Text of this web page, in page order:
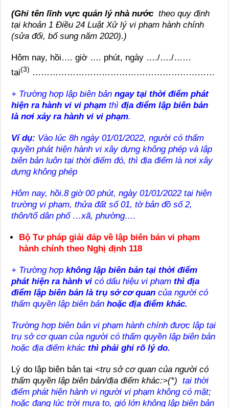
(Ghi tên lĩnh vực quản lý nhà nước theo quy định
tại khoản 1 Điều 24 Luật Xử lý vi phạm hành chính
(sửa đổi, bổ sung năm 2020).)
Hôm nay, hồi…. giờ …. phút, ngày …./…./……
tại(3) ………………………………………………………
+ Trường hợp lập biên bảnngay tại thời điểm phát
hiện ra hành vi vi phạmthìđịa điểm lập biên bản
là nơi xảy ra hành vi vi phạm.
Ví dụ: Vào lúc 8hngày01/01/2022,người có thẩm
quyền phát hiện hành vixây dựng không phép và lập
biên bản luôn tại thời điểm đó,thì địa điểm là nơi xây
dựng không phép
Hôm nay, hồi.8giờ00phút, ngày01/01/2022tại hiện
trườngviphạm,thửa đất số01,tờ bản đồ số2,
thôn/tổ dân phố…xã,phường….
Bộ Tư pháp giải đáp về lập biên bản vi phạm
hành chính theo Nghị định 118
+ Trường hợpkhông lập biên bản tại thời điểm
phát hiện ra hành vicó dấu hiệu vi phạmthì địa
điểm lập biên bản là trụ sở cơ quancủa người có
thẩm quyền lập biên bảnhoặc địa điểm khác.
Trường hợp biên bản vi phạm hành chính được lập tại
trụ sở cơ quan của người có thẩm quyền lập biên bản
hoặc địa điểm khácthì phải ghi rõ lý do.
Lý do lập biên bản tại <trụ sở cơ quan của người có
thẩm quyền lập biên bản/địa điểm khác:>(*)tại thời
điểm phát hiện hành vingười viphạm không có mặt;
hoặc đang lúc trời mưa to,gió lớn không lập biên bản